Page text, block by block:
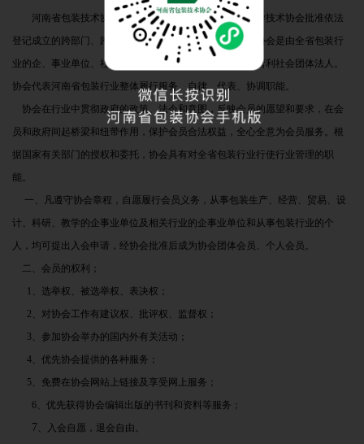
河南省包装技术协会（以下简称协会）是经河南省科学技术协会批准依法
登记成立的跨部门、跨行业的全省性包装专业行业组织。协会是由全省包装行
业的企、事业单位、社团法人和包装工作者自愿组成的非营利社会团体法人。
协会代表河南省包装行业整体履行服务、自律、代表、协调职能。
协会在行业中贯彻政府的政策、法令和意图，反映会员的愿望和要求，在会
员和政府间起桥梁和纽带作用，保护会员合法权益，全心全意为会员服务。根
据国家有关部门的授权和委托，协会具有对全省包装行业行使行业管理的职
能。
一、凡遵守协会章程，自愿履行会员义务，从事包装生产、经营、贸易、设
计、科研、教学的企事业单位及相关行业的企事业单位和从事包装行业的个
人，均可提出入会申请，经协会批准后成为协会团体会员、个人会员。
二、会员的权利；
1
、选举权、被选举权、表决权；
2 、对协会工作有建议权、批评权、监督权；
3 、参加协会举办的国内外有关活动；
4 、优先协会提供的各种服务；
5 、免费在协会网站上链接及享受网上服务；
6、优先获得协会编辑出版的书刊和资料等服务；
7 、入会自愿，退会自由。